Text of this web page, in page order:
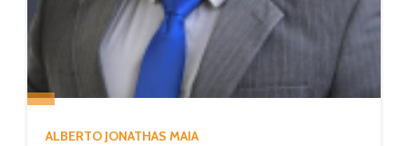
ALBERTO JONATHAS MAIA